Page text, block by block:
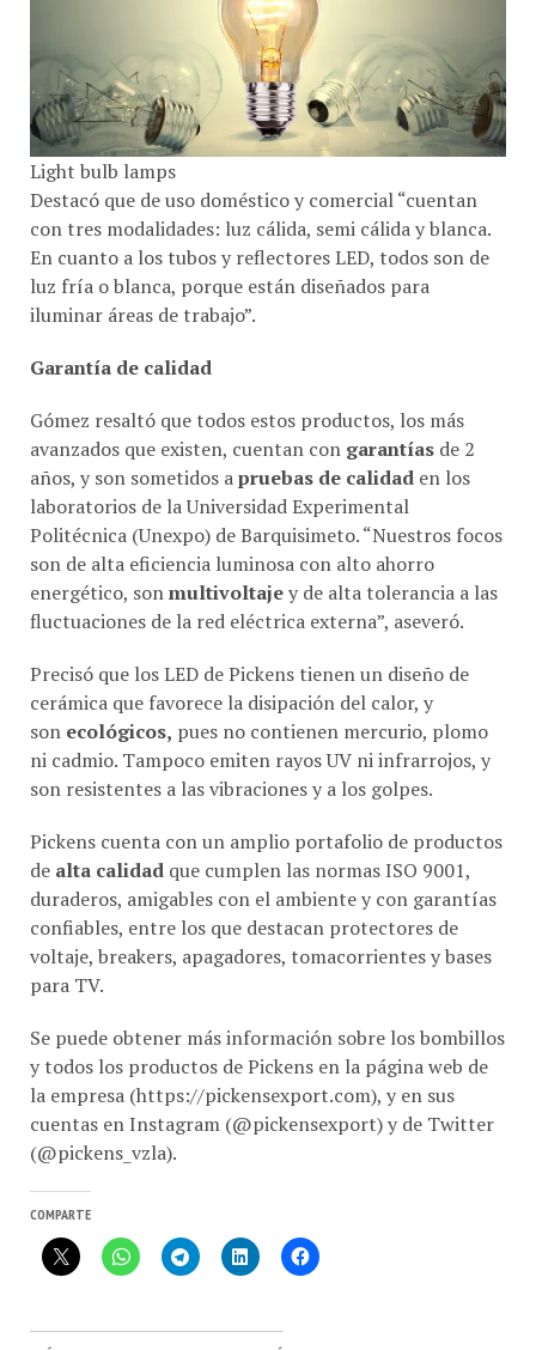
Light bulb lamps
Destacó que de uso doméstico y comercial “cuentan
con tres modalidades: luz cálida, semi cálida y blanca.
En cuanto a los tubos y reflectores LED, todos son de
luz fría o blanca, porque están diseñados para
iluminar áreas de trabajo”.
avanzados que existen, cuentan congarantíasde 2
años, y son sometidos apruebas de calidaden los
laboratorios de la Universidad Experimental
Politécnica (Unexpo) de Barquisimeto. “Nuestros focos
son de alta eficiencia luminosa con alto ahorro
energético, sonmultivoltajey de alta tolerancia a las
fluctuaciones de la red eléctrica externa”, aseveró.
cerámica que favorece la disipación del calor, y
sonecológicos,pues no contienen mercurio, plomo
ni cadmio. Tampoco emiten rayos UV ni infrarrojos, y
son resistentes a las vibraciones y a los golpes.
dealta calidad que cumplen las normas ISO 9001,
duraderos, amigables con el ambiente y con garantías
confiables, entre los que destacan protectores de
voltaje, breakers, apagadores, tomacorrientes y bases
para TV.
y todos los productos de Pickens en la página web de
la empresa (https://pickensexport.com), y en sus
cuentas en Instagram (@pickensexport) y de Twitter
(@pickens_vzla).